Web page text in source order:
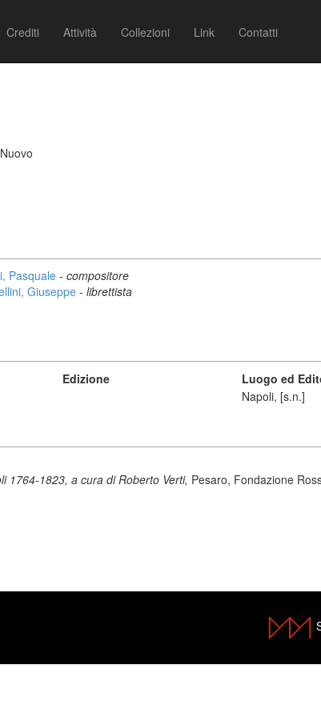
Crediti Attività Collezioni Link Contatti
Pasquale- compositore
Giuseppe - librettista
Edizione
Luogo ed
Napoli, [s.n.]
1764-1823, a cura di Roberto Verti, Pesaro, Fondazione